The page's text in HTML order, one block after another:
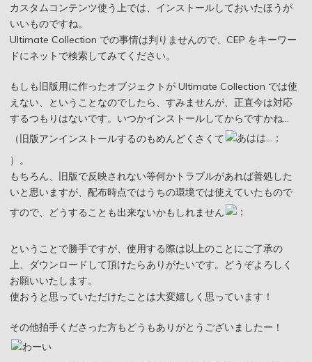
カスタムコンテンツ使う上では、インストールしておいたほうが
いいものですね。
Ultimate Collection での事情は判りませんので、CEP をキーワー
ドにネットで検索してみてください。
もしも旧版用に作ったオブジェクトが Ultimate Collection では使
えない、ということなのでしたら、すみませんが、正直今は対応
するつもりはないです。いつかインストールしてからですかね…
（旧版アンインストールするのもめんどくさくて
）。
もちろん、旧版で反映されない等何かトラブルがあれば善処した
いと思いますが、配布時点ではうちの環境では使えていたもので
すので、どうすることも出来ないかもしれません
ということで勝手ですが、使用する際は以上のことにご了承の
上、ダウンロードして頂けたらありがたいです。どうぞよろしく
お願いいたします。
使おうと思っていただけたことは大変嬉しく思っています！
その他拍手くださった方もどうもありがとうございましたー！